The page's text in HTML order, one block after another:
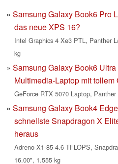
Samsung Galaxy Book6 Pro
das neue XPS 16?
Intel Graphics 4 Xe3 PTL, Panther
kg
Samsung Galaxy Book6
Multimedia-Laptop mit
GeForce RTX 5070 Laptop,
Samsung Galaxy Book4
schnellste Snapdragon X
heraus
Adreno X1-85 4.6 TFLOPS,
16.00", 1.555 kg